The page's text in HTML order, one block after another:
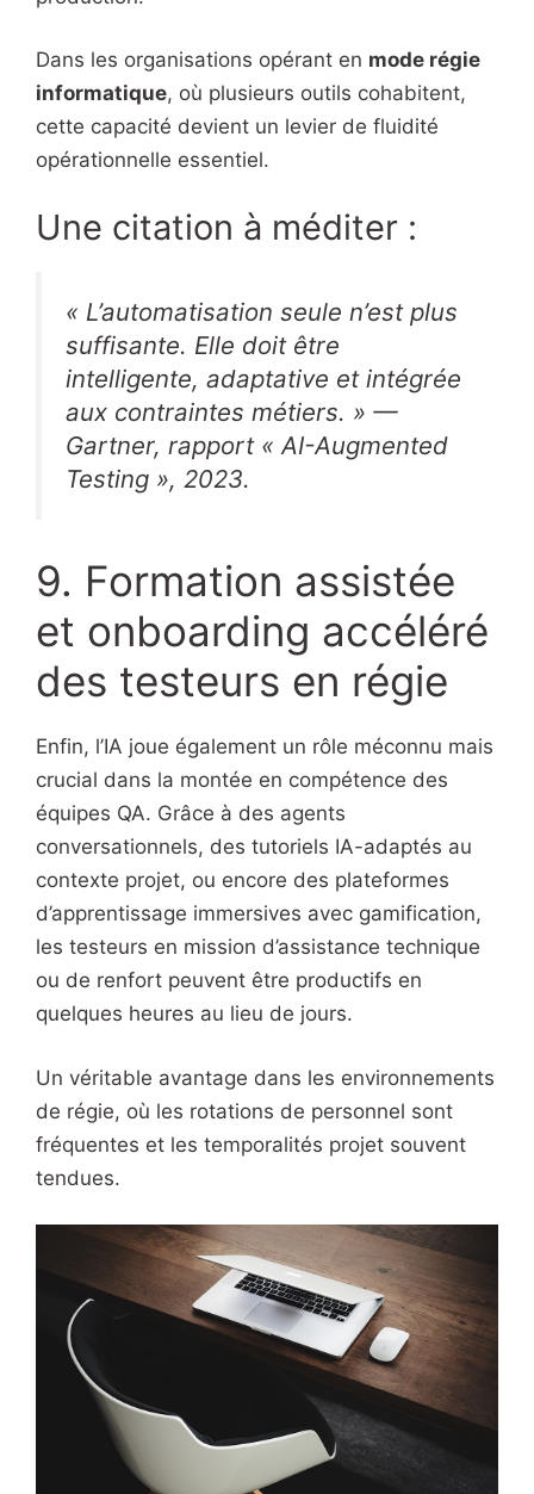
Dans les organisations opérant en mode régie
informatique, où plusieurs outils cohabitent,
cette capacité devient un levier de fluidité
opérationnelle essentiel.
Une citation à méditer :
« L’automatisation seule n’est plus
suffisante. Elle doit être
intelligente, adaptative et intégrée
aux contraintes métiers. » —
Gartner, rapport « AI-Augmented
Testing », 2023.
9. Formation assistée
et onboarding accéléré
des testeurs en régie
Enfin, l’IA joue également un rôle méconnu mais
crucial dans la montée en compétence des
équipes QA. Grâce à des agents
conversationnels, des tutoriels IA-adaptés au
contexte projet, ou encore des plateformes
d’apprentissage immersives avec gamification,
les testeurs en mission d’assistance technique
ou de renfort peuvent être productifs en
quelques heures au lieu de jours.
Un véritable avantage dans les environnements
de régie, où les rotations de personnel sont
fréquentes et les temporalités projet souvent
tendues.